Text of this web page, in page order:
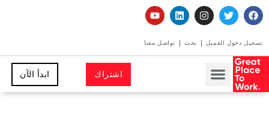
تسجيل دخول العميل بحث تواصل معنا
اشتراك ابدأ الآن